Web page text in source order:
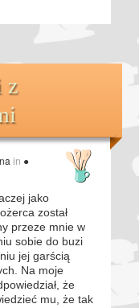
z
in ●
jako
został
przeze mnie w
sobie do buzi
jej garścią
Na moje
że
mu, że tak